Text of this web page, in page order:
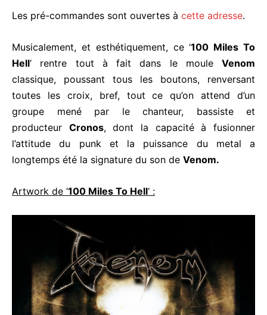
Les pré-commandes sont ouvertes à cette adresse.
Musicalement, et esthétiquement, ce ‘100 Miles To
Hell‘ rentre tout à fait dans le moule Venom
classique, poussant tous les boutons, renversant
toutes les croix, bref, tout ce qu’on attend d’un
groupe mené par le chanteur, bassiste et
producteur Cronos, dont la capacité à fusionner
l’attitude du punk et la puissance du metal a
longtemps été la signature du son de Venom.
Artwork de ‘100 Miles To Hell‘ :